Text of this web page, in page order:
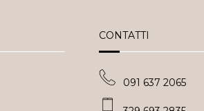
CONTATTI
091 637 2065